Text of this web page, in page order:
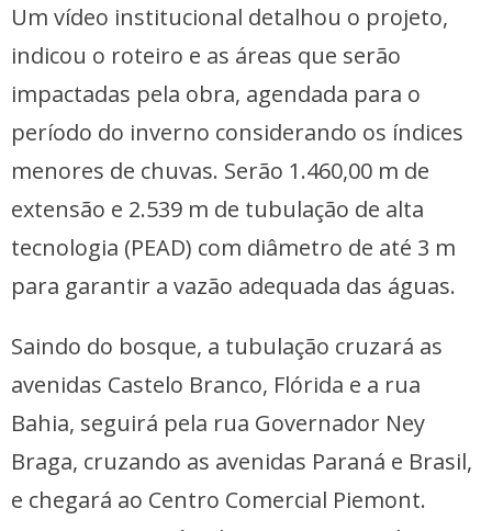
Um vídeo institucional detalhou o projeto,
indicou o roteiro e as áreas que serão
impactadas pela obra, agendada para o
período do inverno considerando os índices
menores de chuvas. Serão 1.460,00 m de
extensão e 2.539 m de tubulação de alta
tecnologia (PEAD) com diâmetro de até 3 m
para garantir a vazão adequada das águas.
Saindo do bosque, a tubulação cruzará as
avenidas Castelo Branco, Flórida e a rua
Bahia, seguirá pela rua Governador Ney
Braga, cruzando as avenidas Paraná e Brasil,
e chegará ao Centro Comercial Piemont.